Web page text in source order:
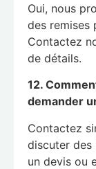
Oui, nous
des remises
Contactez
de détails.
12.
demander
Contactez
discuter des
un devis ou